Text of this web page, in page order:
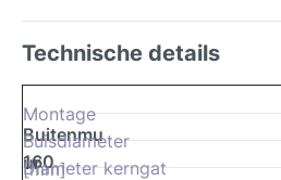
Technische details
Montage
Buitenmu
ur
Buisdiameter
[mm]
160
Diameter kerngat